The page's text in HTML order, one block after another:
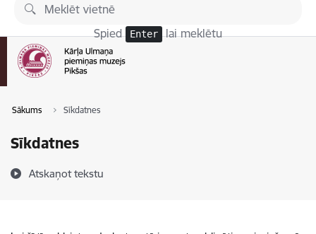
Pāriet uz lapas saturu
Spied Enter lai meklētu
Sākums Sīkdatnes
Sīkdatnes
Atskaņot tekstu